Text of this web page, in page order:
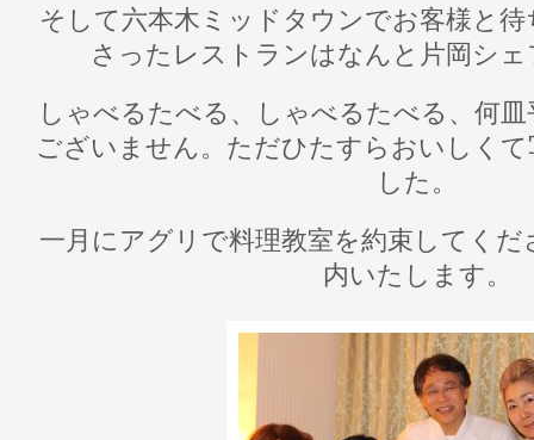
そして六本木ミッドタウンでお客様と
さったレストランはなんと片岡シ
しゃべるたべる、しゃべるたべる、何
ございません。ただひたすらおいしく
した。
一月にアグリで料理教室を約束してく
内いたします。